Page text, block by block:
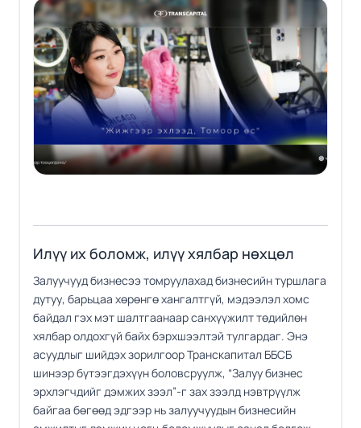
Илүү их боломж, илүү хялбар нөхцөл
Залуучууд бизнесээ томруулахад бизнесийн туршлага
дутуу, барьцаа хөрөнгө хангалтгүй, мэдээлэл хомс
байдал гэх мэт шалтгаанаар санхүүжилт төдийлөн
хялбар олдохгүй байх бэрхшээлтэй тулгардаг. Энэ
асуудлыг шийдэх зорилгоор Транскапитал ББСБ
шинээр бүтээгдэхүүн боловсруулж, “Залуу бизнес
эрхлэгчдийг дэмжих зээл”-г зах зээлд нэвтрүүлж
байгаа бөгөөд эдгээр нь залуучуудын бизнесийн